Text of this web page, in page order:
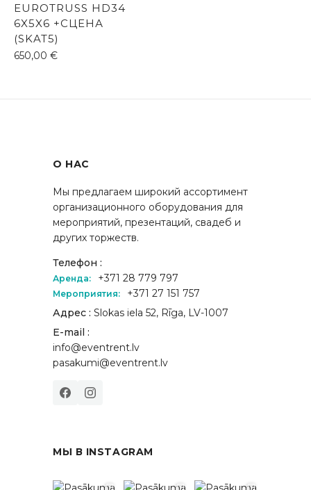
EUROTRUSS HD34
6X5X6 +СЦЕНА
(SKAT5)
650,00 €
О НАС
Мы предлагаем широкий ассортимент
организационного оборудования для
мероприятий, презентаций, свадеб и
других торжеств.
Телефон :
Аренда: +371 28 779 797
Мероприятия:
+371 27 151 757
Адрес : Slokas iela 52, Rīga, LV-1007
E-mail :
info@eventrent.lv
pasakumi@eventrent.lv
МЫ В INSTAGRAM